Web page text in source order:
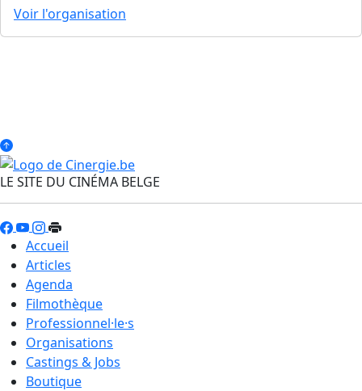
Voir l'organisation
LE SITE DU CINÉMA BELGE
Accueil
Articles
Agenda
Filmothèque
Professionnel·le·s
Organisations
Castings & Jobs
Boutique